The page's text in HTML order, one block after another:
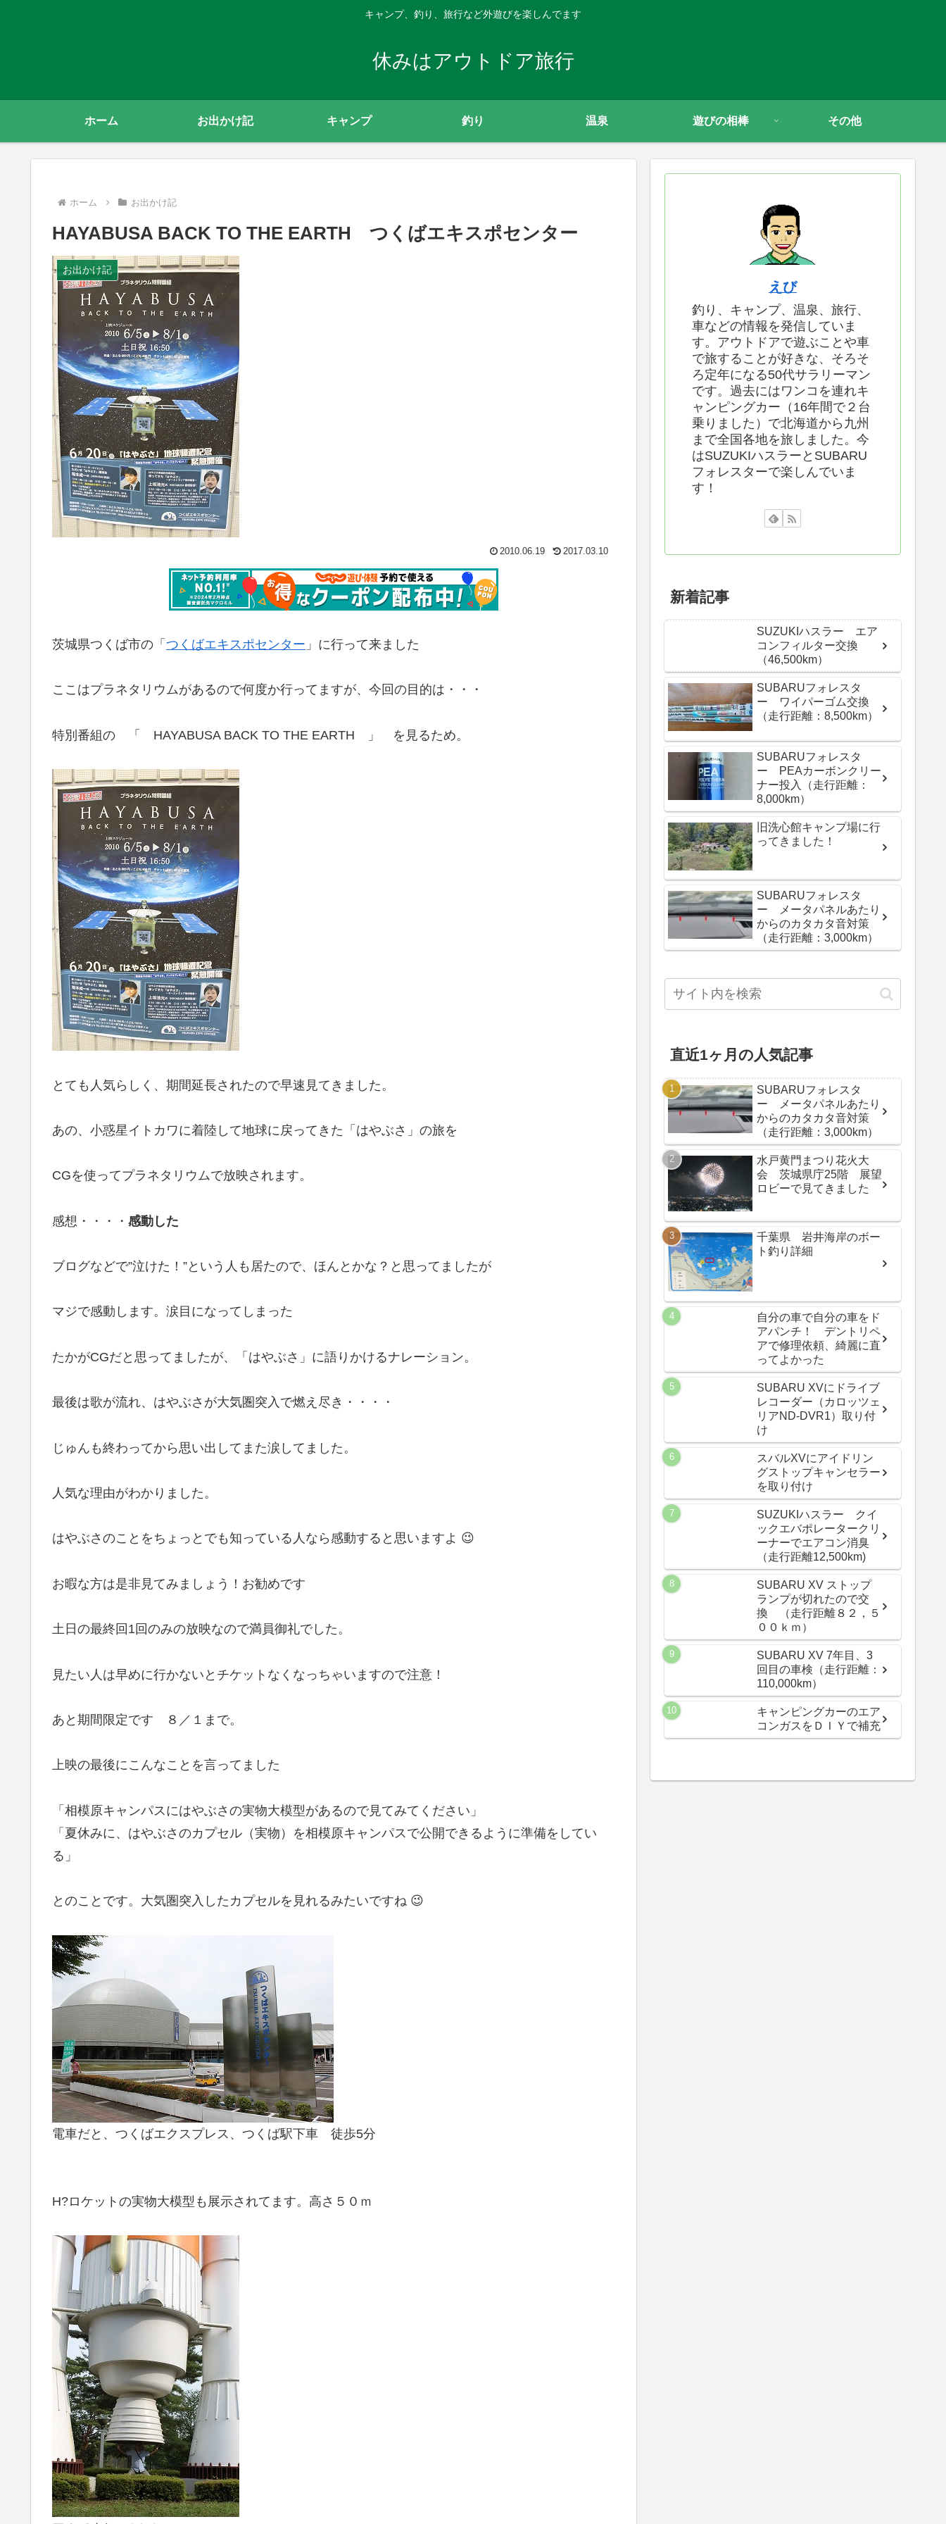
キャンプ、釣り、旅行など外遊びを楽しんでます
休みはアウトドア旅行
ホーム お出かけ記 キャンプ 釣り 温泉 遊びの相棒 その他
ホーム お出かけ記
HAYABUSA BACK TO THE EARTH つくばエキスポセンター
お出かけ記
2010.06.19 2017.03.10
茨城県つくば市の「 つくばエキスポセンター 」に行って来ました
ここはプラネタリウムがあるので何度か行ってますが、今回の目的は・・・
特別番組の 「 HAYABUSA BACK TO THE EARTH 」 を見るため。
とても人気らしく、期間延長されたので早速見てきました。
あの、小惑星イトカワに着陸して地球に戻ってきた「はやぶさ」の旅を
CGを使ってプラネタリウムで放映されます。
感想・・・・ 感動した
ブログなどで”泣けた！”という人も居たので、ほんとかな？と思ってましたが
マジで感動します。涙目になってしまった
たかがCGだと思ってましたが、「はやぶさ」に語りかけるナレーション。
最後は歌が流れ、はやぶさが大気圏突入で燃え尽き・・・・
じゅんも終わってから思い出してまた涙してました。
人気な理由がわかりました。
はやぶさのことをちょっとでも知っている人なら感動すると思いますよ 😉
お暇な方は是非見てみましょう！お勧めです
土日の最終回1回のみの放映なので満員御礼でした。
見たい人は早めに行かないとチケットなくなっちゃいますので注意！
あと期間限定です ８／１まで。
上映の最後にこんなことを言ってました
「相模原キャンパスにはやぶさの実物大模型があるので見てみてください」
「夏休みに、はやぶさのカプセル（実物）を相模原キャンパスで公開できるように準備をしてい
る」
とのことです。大気圏突入したカプセルを見れるみたいですね 😉
電車だと、つくばエクスプレス、つくば駅下車 徒歩5分
H?ロケットの実物大模型も展示されてます。高さ５０ｍ
えび
釣り、キャンプ、温泉、旅行、
車などの情報を発信していま
す。アウトドアで遊ぶことや車
で旅することが好きな、そろそ
ろ定年になる50代サラリーマン
です。過去にはワンコを連れキ
ャンピングカー（16年間で２台
乗りました）で北海道から九州
まで全国各地を旅しました。今
はSUZUKIハスラーとSUBARU
フォレスターで楽しんでいま
す！
新着記事
SUZUKIハスラー エア
コンフィルター交換
（46,500km）
SUBARUフォレスタ
ー ワイパーゴム交換
（走行距離：8,500km）
SUBARUフォレスタ
ー PEAカーボンクリー
ナー投入（走行距離：
8,000km）
旧洗心館キャンプ場に行
ってきました！
SUBARUフォレスタ
ー メータパネルあたり
からのカタカタ音対策
（走行距離：3,000km）
直近1ヶ月の人気記事
SUBARUフォレスタ
ー メータパネルあたり
からのカタカタ音対策
（走行距離：3,000km）
水戸黄門まつり花火大
会 茨城県庁25階 展望
ロビーで見てきました
千葉県 岩井海岸のボー
ト釣り詳細
自分の車で自分の車をド
アパンチ！ デントリペ
アで修理依頼、綺麗に直
ってよかった
SUBARU XVにドライブ
レコーダー（カロッツェ
リアND-DVR1）取り付
け
スバルXVにアイドリン
グストップキャンセラー
を取り付け
SUZUKIハスラー クイ
ックエバポレータークリ
ーナーでエアコン消臭
（走行距離12,500km)
SUBARU XV ストップ
ランプが切れたので交
換 （走行距離８２，５
００ｋｍ）
SUBARU XV 7年目、3
回目の車検（走行距離：
110,000km）
キャンピングカーのエア
コンガスをＤＩＹで補充